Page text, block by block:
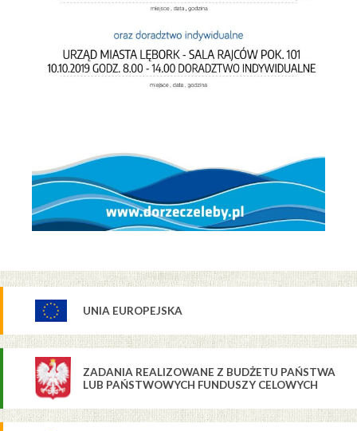
UNIA EUROPEJSKA
ZADANIA REALIZOWANE Z BUDŻETU PAŃSTWA
LUB PAŃSTWOWYCH FUNDUSZY CELOWYCH